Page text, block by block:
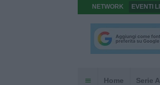
NETWORK EVENTI
Home Serie A